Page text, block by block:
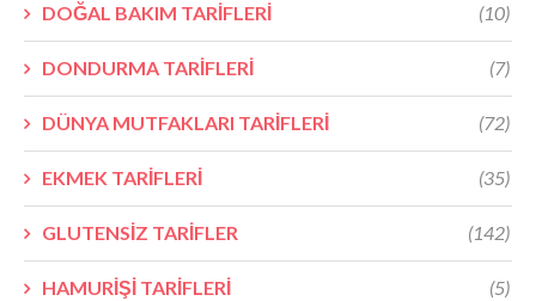
DOĞAL BAKIM TARİFLERİ (10)
DONDURMA TARİFLERİ (7)
DÜNYA MUTFAKLARI TARİFLERİ (72)
EKMEK TARİFLERİ (35)
GLUTENSİZ TARİFLER (142)
HAMURİŞİ TARİFLERİ (5)